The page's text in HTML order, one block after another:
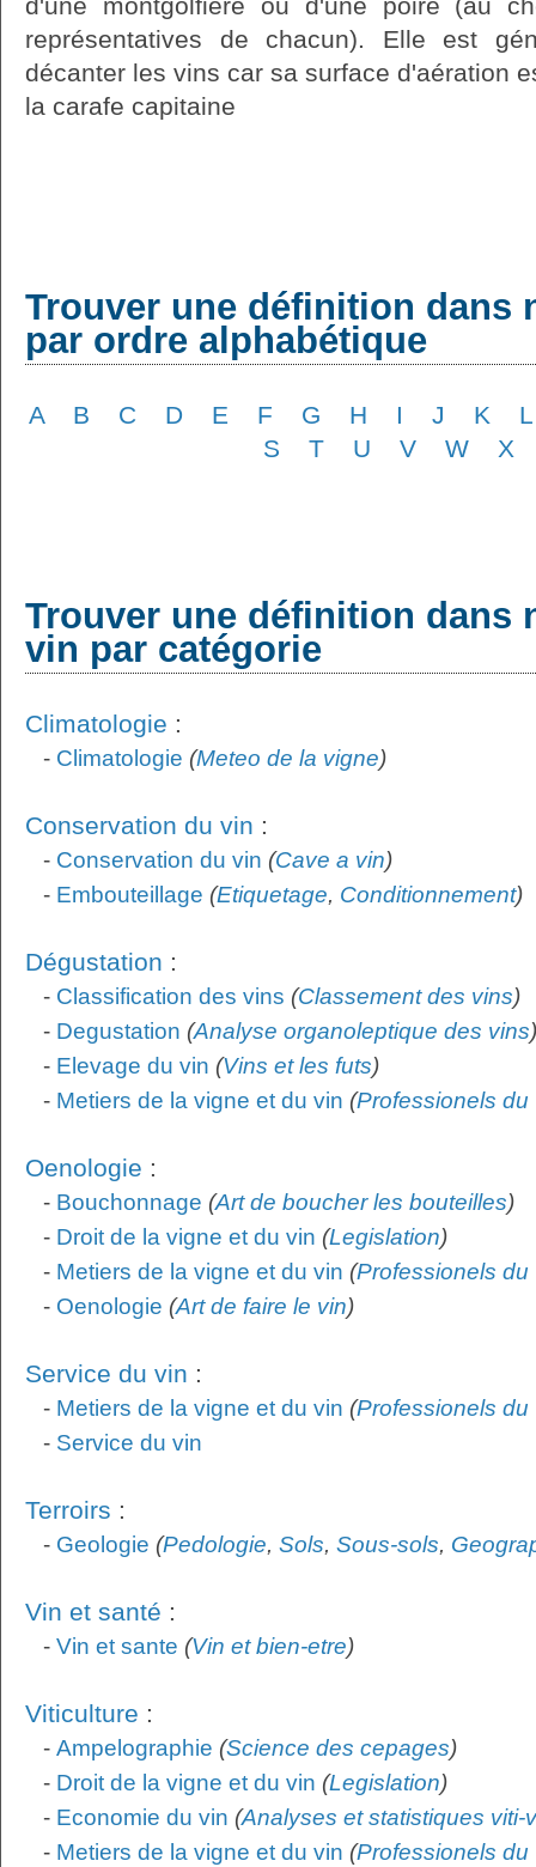
représentatives de chacun). Elle est
décanter les vins car sa surface d'aération
la carafe capitaine
Trouver une définition dans
par ordre alphabétique
A B C D E F G H I J K
L
S
T U V W X
Trouver une définition dans
vin par catégorie
Climatologie :
- Climatologie (Meteo de la vigne)
Conservation du vin :
- Conservation du vin (Cave a vin)
- Embouteillage (Etiquetage, Conditionnement)
Dégustation :
- Classification des vins (Classement des vins)
- Degustation (Analyse organoleptique des vins)
- Elevage du vin (Vins et les futs)
- Metiers de la vigne et du vin (Professionels du
Oenologie :
- Bouchonnage (Art de boucher les bouteilles)
- Droit de la vigne et du vin (Legislation)
- Metiers de la vigne et du vin (Professionels du
- Oenologie (Art de faire le vin)
Service du vin :
- Metiers de la vigne et du vin (Professionels du
- Service du vin
Terroirs :
- Geologie (Pedologie, Sols, Sous-sols,
Vin et santé :
- Vin et sante (Vin et bien-etre)
Viticulture :
- Ampelographie (Science des cepages)
- Droit de la vigne et du vin (Legislation)
- Economie du vin (Analyses et statistiques viti-
- Metiers de la vigne et du vin (Professionels du